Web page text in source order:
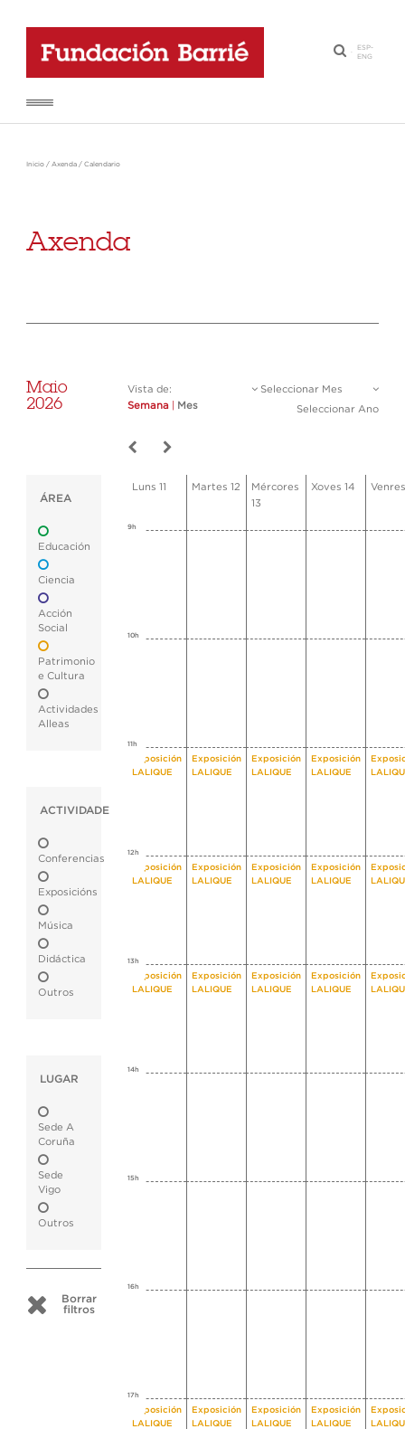
·
ESP-
ENG
Inicio / Axenda / Calendario
Axenda
Maio
2026
Vista de:
Semana
Mes
Seleccionar Mes
Seleccionar Ano
ÁREA
Educación
Ciencia
Acción
Social
Patrimonio
e Cultura
Actividades
Alleas
ACTIVIDADE
Conferencias
Exposicións
Música
Didáctica
Outros
LUGAR
Sede A
Coruña
Sede
Vigo
Outros
Borrar
filtros
Luns 11 Martes 12
Mércores
13
Xoves 14
9h
10h
11h
Exposición
LALIQUE
Exposición
LALIQUE
Exposición
LALIQUE
Exposición
LALIQUE
12h
Exposición
LALIQUE
Exposición
LALIQUE
Exposición
LALIQUE
Exposición
LALIQUE
13h
Exposición
LALIQUE
Exposición
LALIQUE
Exposición
LALIQUE
Exposición
LALIQUE
14h
15h
16h
17h
Exposición
LALIQUE
Exposición
LALIQUE
Exposición
LALIQUE
Exposición
LALIQUE